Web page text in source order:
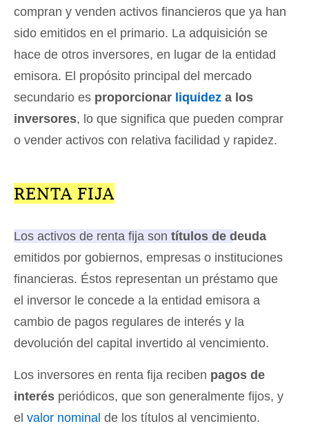
compran y venden activos financieros que ya han
sido emitidos en el primario. La adquisición se
hace de otros inversores, en lugar de la entidad
emisora. El propósito principal del mercado
secundario es proporcionar liquidez a los
inversores, lo que significa que pueden comprar
o vender activos con relativa facilidad y rapidez.
RENTA FIJA
Los activos de renta fija son títulos de deuda
emitidos por gobiernos, empresas o instituciones
financieras. Éstos representan un préstamo que
el inversor le concede a la entidad emisora a
cambio de pagos regulares de interés y la
devolución del capital invertido al vencimiento.
Los inversores en renta fija reciben pagos de
interés periódicos, que son generalmente fijos, y
el valor nominal de los títulos al vencimiento.